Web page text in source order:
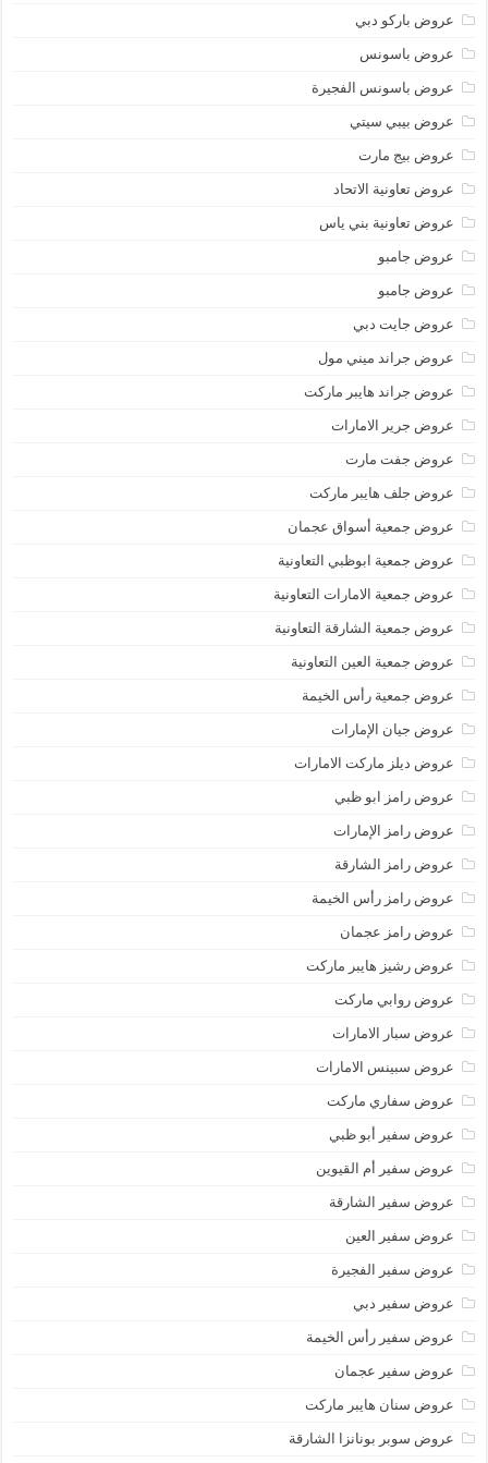
عروض باركو دبي
عروض باسونس
عروض باسونس الفجيرة
عروض بيبي سيتي
عروض بيج مارت
عروض تعاونية الاتحاد
عروض تعاونية بني ياس
عروض جامبو
عروض جامبو
عروض جايت دبي
عروض جراند ميني مول
عروض جراند هايبر ماركت
عروض جرير الامارات
عروض جفت مارت
عروض جلف هايبر ماركت
عروض جمعية أسواق عجمان
عروض جمعية ابوظبي التعاونية
عروض جمعية الامارات التعاونية
عروض جمعية الشارقة التعاونية
عروض جمعية العين التعاونية
عروض جمعية رأس الخيمة
عروض جيان الإمارات
عروض ديلز ماركت الامارات
عروض رامز ابو ظبي
عروض رامز الإمارات
عروض رامز الشارقة
عروض رامز رأس الخيمة
عروض رامز عجمان
عروض رشيز هايبر ماركت
عروض روابي ماركت
عروض سبار الامارات
عروض سبينس الامارات
عروض سفاري ماركت
عروض سفير أبو ظبي
عروض سفير أم القيوين
عروض سفير الشارقة
عروض سفير العين
عروض سفير الفجيرة
عروض سفير دبي
عروض سفير رأس الخيمة
عروض سفير عجمان
عروض سنان هايبر ماركت
عروض سوبر بونانزا الشارقة